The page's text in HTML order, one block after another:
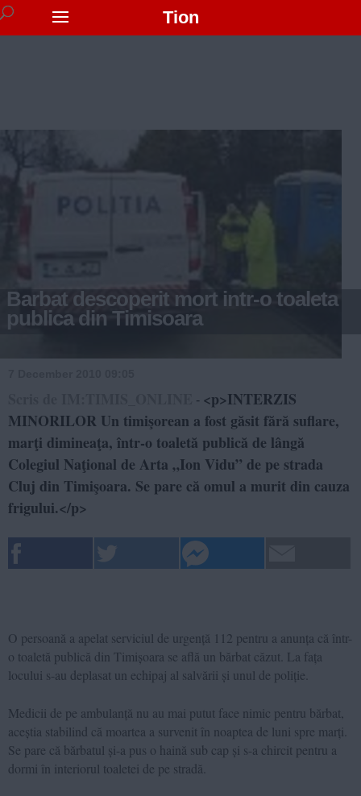
Tion
Barbat descoperit mort intr-o toaleta
publica din Timisoara
- <p>INTERZIS
MINORILOR Un timişorean a fost găsit fără suflare,
marţi dimineaţa, într-o toaletă publică de lângă
Colegiul Naţional de Arta „Ion Vidu” de pe strada
Cluj din Timişoara. Se pare că omul a murit din cauza
frigului.</p>
O persoană a apelat serviciul de urgenţă 112 pentru a anunţa că într-
o toaletă publică din Timişoara se află un bărbat căzut. La faţa
locului s-au deplasat un echipaj al salvării şi unul de poliţie.
Medicii de pe ambulanţă nu au mai putut face nimic pentru bărbat
aceştia stabilind că moartea a survenit în noaptea de luni spre marţi.
Se pare că bărbatul şi-a pus o haină sub cap şi s-a chircit pentru a
dormi în interiorul toaletei de pe stradă.